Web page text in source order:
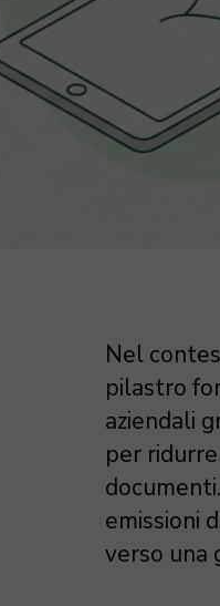
Nel
pilastro
aziendali
per
emissioni
verso una